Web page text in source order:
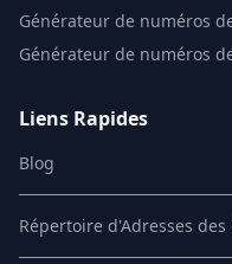
Générateur de numéros
Générateur de numéros
Liens Rapides
Blog
Répertoire d'Adresses des